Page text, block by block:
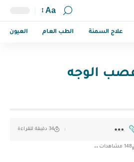
Aa
علاج السمنة الطب العام العيون
الوجه
148 مشاهدات
34 دقيقة للقراءة